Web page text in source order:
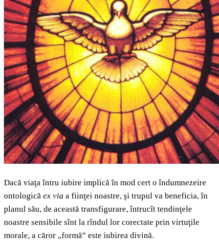
Dacă viaţa întru iubire implică în mod cert o îndumnezeire
ontologică ex via a fiinţei noastre, şi trupul va beneficia, în
planul său, de această transfigurare, întrucît tendinţele
noastre sensibile sînt la rîndul lor corectate prin virtuţile
morale, a căror „formă” este iubirea divină.